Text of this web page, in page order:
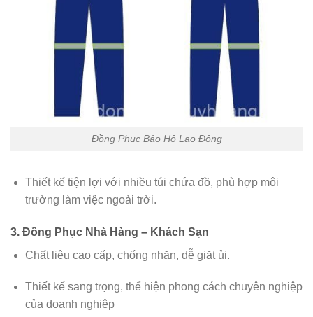
Đồng Phục Bảo Hộ Lao Động
Thiết kế tiện lợi với nhiều túi chứa đồ, phù hợp môi
trường làm việc ngoài trời.
3. Đồng Phục Nhà Hàng – Khách Sạn
Chất liệu cao cấp, chống nhăn, dễ giặt ủi.
Thiết kế sang trọng, thể hiện phong cách chuyên nghiệp
của doanh nghiệp